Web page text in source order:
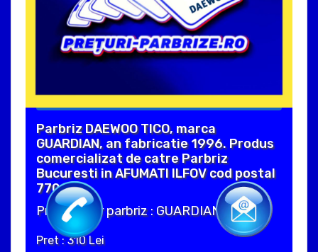
Parbriz DAEWOO TICO, marca
GUARDIAN, an fabricatie 1996. Produs
comercializat de catre Parbriz
Bucuresti in AFUMATI ILFOV cod postal
77013 .
Producator parbriz : GUARDIAN
Pret : 310 Lei